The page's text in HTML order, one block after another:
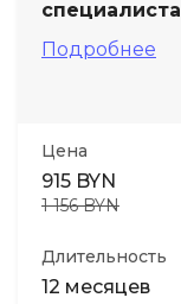
специалиста
Подробнее
Цена
915 BYN
1 156 BYN
Длительность
12 месяцев